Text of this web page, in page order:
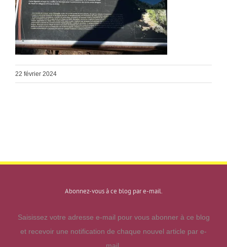
22 février 2024
Abonnez-vous à ce blog par e-mail.
Saisissez votre adresse e-mail pour vous abonner à ce blog
et recevoir une notification de chaque nouvel article par e-